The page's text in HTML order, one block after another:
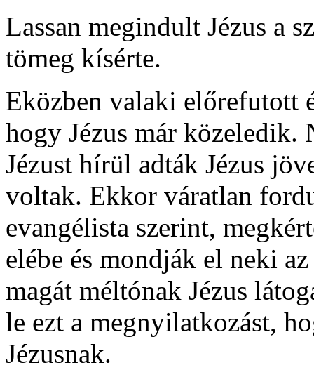
Lassan megindult Jézus a
tömeg kísérte.
Eközben valaki előrefutott
hogy Jézus már közeledik.
Jézust hírül adták Jézus
voltak. Ekkor váratlan
evangélista szerint,
elébe és mondják el neki
magát méltónak Jézus
le ezt a megnyilatkozást,
Jézusnak.